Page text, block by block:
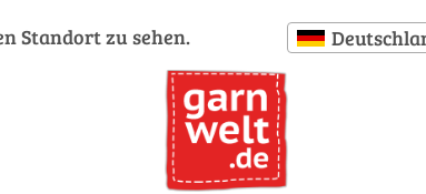
Standort zu sehen.